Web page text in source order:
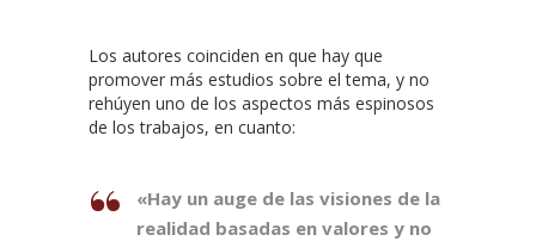
Los autores coinciden en que hay que
promover más estudios sobre el tema, y no
rehúyen uno de los aspectos más espinosos
de los trabajos, en cuanto:
«Hay un auge de las visiones de la
realidad basadas en valores y no